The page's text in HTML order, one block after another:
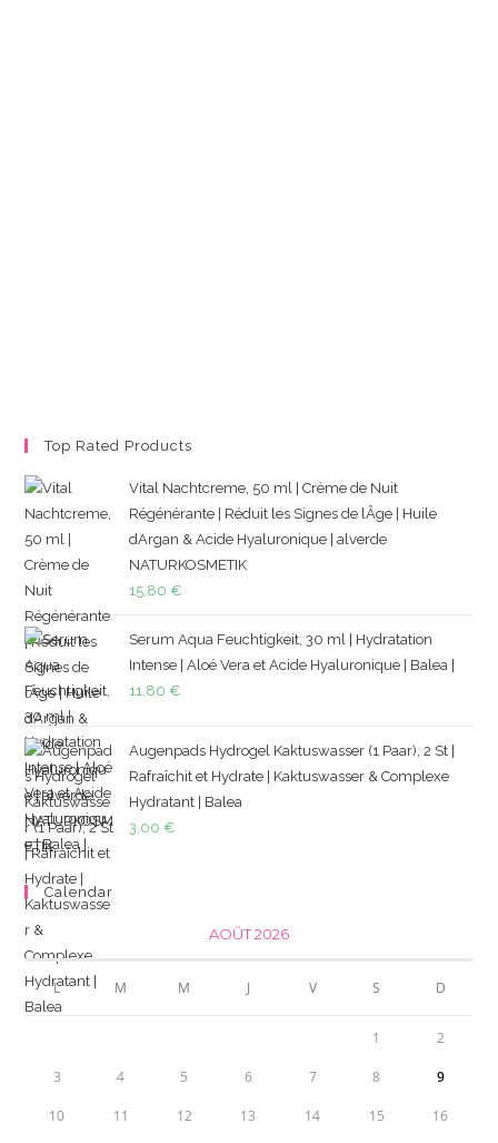
Top Rated Products
Vital Nachtcreme, 50 ml | Crème de Nuit
Régénérante | Réduit les Signes de lÂge | Huile
dArgan & Acide Hyaluronique | alverde
NATURKOSMETIK
15,80 €
Serum Aqua Feuchtigkeit, 30 ml | Hydratation
Intense | Aloé Vera et Acide Hyaluronique | Balea |
11,80 €
Augenpads Hydrogel Kaktuswasser (1 Paar), 2 St |
Rafraîchit et Hydrate | Kaktuswasser & Complexe
Hydratant | Balea
3,00 €
Calendar
AOÛT 2026
L M M J V S D
1 2
3 4 5 6 7 8 9
10 11 12 13 14 15 16